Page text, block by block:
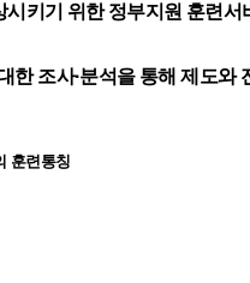
키기 위한 정부지원 훈련
조사·분석을 통해 제도와
훈련통칭